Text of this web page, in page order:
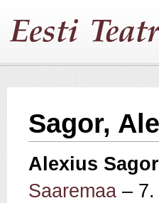
Sagor,
Alexius Sagor
Saaremaa – 7.